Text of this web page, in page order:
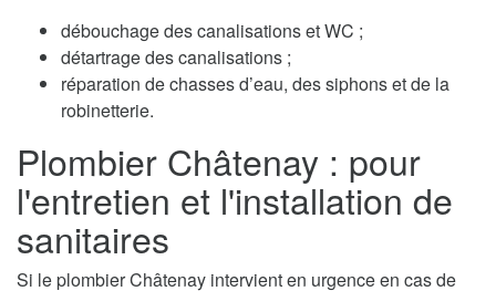
débouchage des canalisations et WC ;
détartrage des canalisations ;
réparation de chasses d’eau, des siphons et de la
robinetterie.
Plombier Châtenay : pour
l'entretien et l'installation de
sanitaires
Si le plombier Châtenay intervient en urgence en cas de